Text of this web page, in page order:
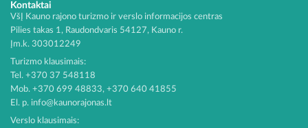
Kontaktai
VšĮ Kauno rajono turizmo ir verslo informacijos centras
Pilies takas 1, Raudondvaris 54127, Kauno r.
Įm.k. 303012249
Turizmo klausimais:
Tel. +370 37 548118
Mob. +370 699 48833, +370 640 41855
El. p. info@kaunorajonas.lt
Verslo klausimais: